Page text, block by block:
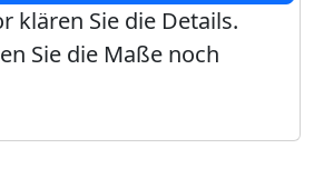
klären Sie die Details.
Sie die Maße noch